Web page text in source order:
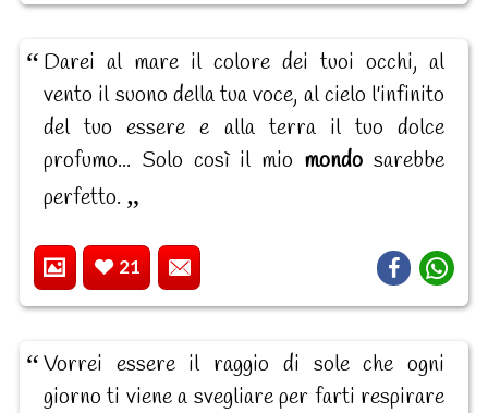
Darei al mare il colore dei tuoi occhi, al
vento il suono della tua voce, al cielo l'infinito
del tuo essere e alla terra il tuo dolce
profumo... Solo così il mio mondo sarebbe
perfetto.
21
Vorrei essere il raggio di sole che ogni
giorno ti viene a svegliare per farti respirare